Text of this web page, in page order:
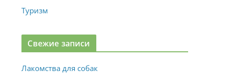
Туризм
Свежие записи
Лакомства для собак